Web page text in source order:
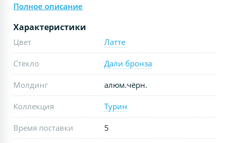
Полное описание
Характеристики
Цвет Латте
Стекло Дали бронза
Молдинг алюм.чёрн.
Коллекция Турин
Время поставки 5